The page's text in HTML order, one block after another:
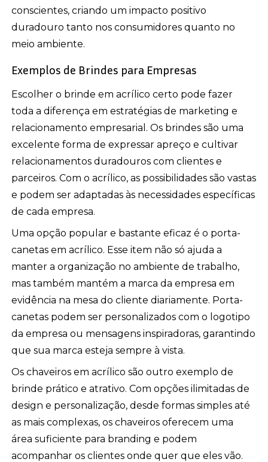
conscientes, criando um impacto positivo
duradouro tanto nos consumidores quanto no
meio ambiente.
Exemplos de Brindes para Empresas
Escolher o brinde em acrílico certo pode fazer
toda a diferença em estratégias de marketing e
relacionamento empresarial. Os brindes são uma
excelente forma de expressar apreço e cultivar
relacionamentos duradouros com clientes e
parceiros. Com o acrílico, as possibilidades são vastas
e podem ser adaptadas às necessidades específicas
de cada empresa.
Uma opção popular e bastante eficaz é o porta-
canetas em acrílico. Esse item não só ajuda a
manter a organização no ambiente de trabalho,
mas também mantém a marca da empresa em
evidência na mesa do cliente diariamente. Porta-
canetas podem ser personalizados com o logotipo
da empresa ou mensagens inspiradoras, garantindo
que sua marca esteja sempre à vista.
Os chaveiros em acrílico são outro exemplo de
brinde prático e atrativo. Com opções ilimitadas de
design e personalização, desde formas simples até
as mais complexas, os chaveiros oferecem uma
área suficiente para branding e podem
acompanhar os clientes onde quer que eles vão.